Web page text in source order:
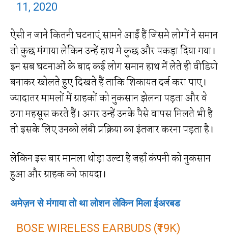
11, 2020
ऐसी न जाने कितनी घटनाएं सामने आईं हैं जिसमे लोगों ने समान
तो कुछ मंगाया लेकिन उन्हें हाथ मे कुछ और पकड़ा दिया गया।
इन सब घटनाओं के बाद कई लोग समान हाथ में लेते ही वीडियो
बनाकर खोलते हुए दिखते हैं ताकि शिकायत दर्ज करा पाए।
ज्यादातर मामलों में ग्राहकों को नुकसान झेलना पड़ता और वे
ठगा महसूस करते हैं। अगर उन्हें उनके पैसे वापस मिलते भी है
तो इसके लिए उनको लंबी प्रक्रिया का इंतजार करना पड़ता है।
लेकिन इस बार मामला थोड़ा उल्टा है जहाँ कंपनी को नुकसान
हुआ और ग्राहक को फायदा।
अमेज़न से मंगाया तो था लोशन लेकिन मिला ईअरबड
BOSE WIRELESS EARBUDS (₹19K)